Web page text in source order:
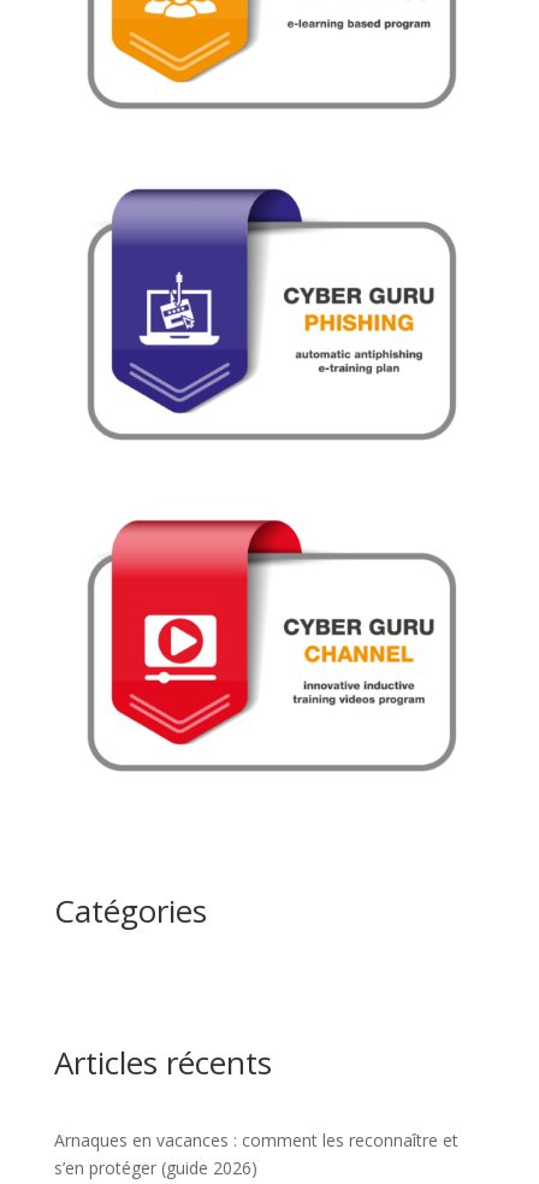
Catégories
Articles récents
Arnaques en vacances : comment les reconnaître et
s’en protéger (guide 2026)